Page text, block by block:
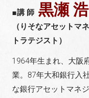
■講 師 黒瀬
（りそなアセットマ
トラテジスト）
1964年生まれ、大阪
業。87年大和銀行入
な銀行アセットマネ